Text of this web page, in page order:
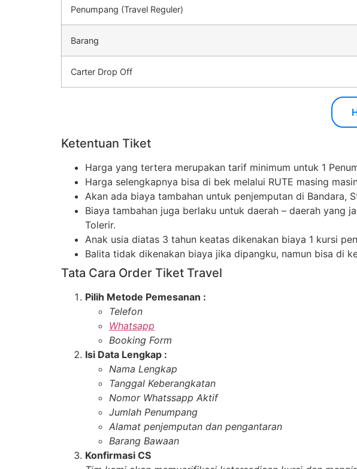
Penumpang (Travel Reguler)
Barang
Carter Drop Off
Ketentuan Tiket
Harga yang tertera merupakan tarif minimum untuk 1
Harga selengkapnya bisa di bek melalui RUTE masing
Akan ada biaya tambahan untuk penjemputan di Bandara,
Biaya tambahan juga berlaku untuk daerah – daerah yang
Tolerir.
Anak usia diatas 3 tahun keatas dikenakan biaya 1 kursi
Balita tidak dikenakan biaya jika dipangku, namun bisa di
Tata Cara Order Tiket Travel
Pilih Metode Pemesanan :
Telefon
Whatsapp
Booking Form
Isi Data Lengkap :
Nama Lengkap
Tanggal Keberangkatan
Nomor Whatssapp Aktif
Jumlah Penumpang
Alamat penjemputan dan pengantaran
Barang Bawaan
Konfirmasi CS